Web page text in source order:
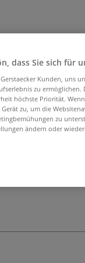
dass Sie sich für
Kunden, uns
zu
höchste Priorität.
Gerät zu, um die
zu
ändern oder